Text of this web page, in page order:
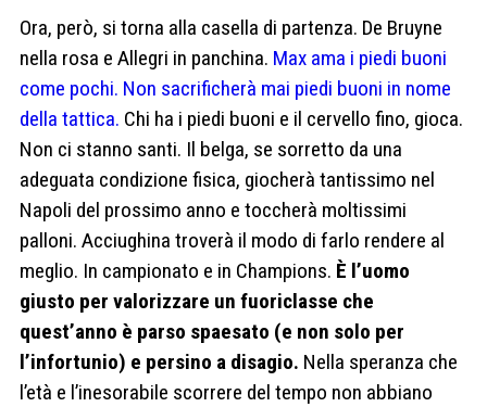
Ora, però, si torna alla casella di partenza. De Bruyne
nella rosa e Allegri in panchina. Max ama i piedi buoni
come pochi. Non sacrificherà mai piedi buoni in nome
della tattica. Chi ha i piedi buoni e il cervello fino, gioca.
Non ci stanno santi. Il belga, se sorretto da una
adeguata condizione fisica, giocherà tantissimo nel
Napoli del prossimo anno e toccherà moltissimi
palloni. Acciughina troverà il modo di farlo rendere al
meglio. In campionato e in Champions. È l’uomo
giusto per valorizzare un fuoriclasse che
quest’anno è parso spaesato (e non solo per
l’infortunio) e persino a disagio. Nella speranza che
l’età e l’inesorabile scorrere del tempo non abbiano